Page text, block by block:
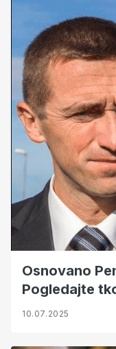
Osnovano
Pogledajte
10.07.2025